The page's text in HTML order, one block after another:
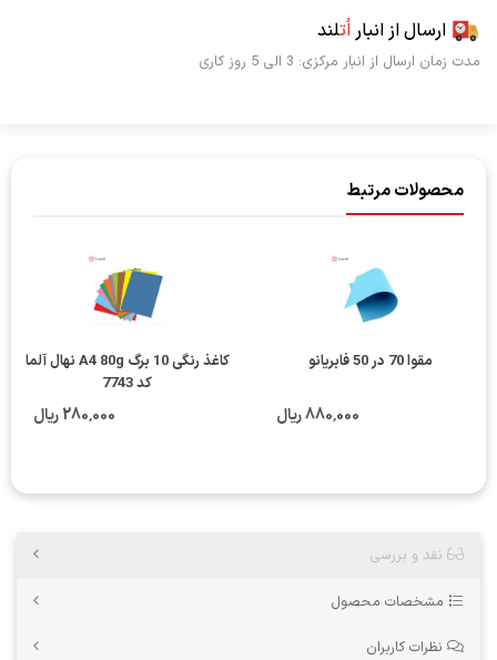
ارسال از انباراُتلند
مدت زمان ارسال از انبار مرکزی: 3 الی 5 روز کاری
محصولات مرتبط
مقوا 70 در 50 فابریانو
880٬000 ریال
کاغذ رنگی 10 برگ A4 80g نهال آلما
کد 7743
280٬000 ریال
نقد و بررسی
مشخصات محصول
نظرات کاربران